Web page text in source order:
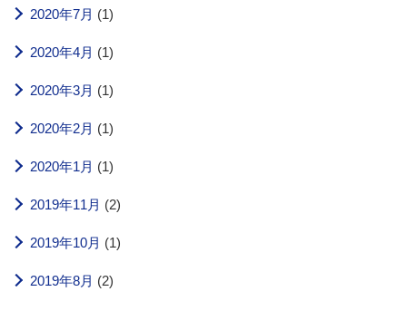
2020年7月 (1)
2020年4月 (1)
2020年3月 (1)
2020年2月 (1)
2020年1月 (1)
2019年11月 (2)
2019年10月 (1)
2019年8月 (2)